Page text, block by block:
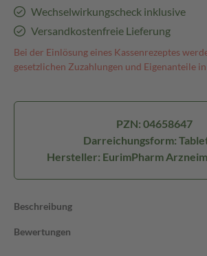
Wechselwirkungscheck inklusive
Versandkostenfreie Lieferung
Bei der Einlösung eines Kassenrezeptes
gesetzlichen Zuzahlungen und Eigenanteile
PZN: 04658647
Darreichungsform:
Hersteller: EurimPharm
Beschreibung
Bewertungen